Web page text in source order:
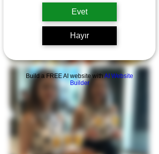
Evet
Hayır
Build a FREE AI website withAI Website
Builder